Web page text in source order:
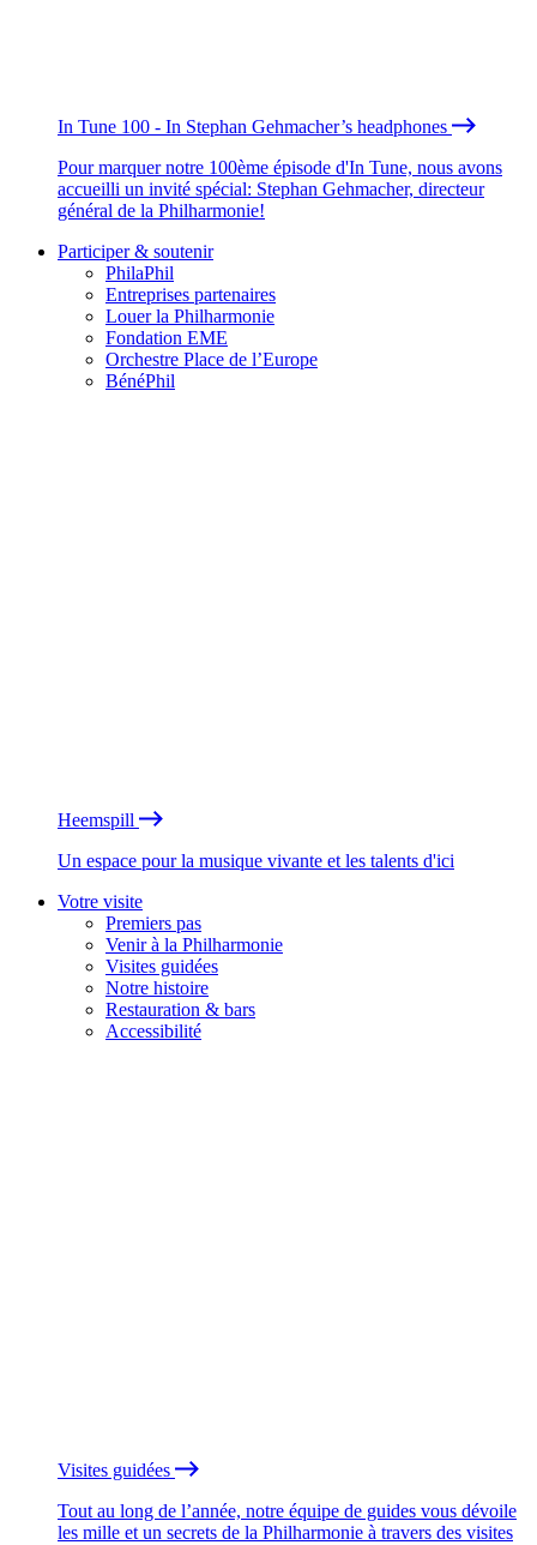
In Tune 100 - In Stephan Gehmacher’s headphones
Pour marquer notre 100ème épisode d'In Tune, nous avons
accueilli un invité spécial: Stephan Gehmacher, directeur
général de la Philharmonie!
Participer & soutenir
PhilaPhil
Entreprises partenaires
Louer la Philharmonie
Fondation EME
Orchestre Place de l’Europe
BénéPhil
Heemspill
Un espace pour la musique vivante et les talents d'ici
Votre visite
Premiers pas
Venir à la Philharmonie
Visites guidées
Notre histoire
Restauration & bars
Accessibilité
Visites guidées
Tout au long de l’année, notre équipe de guides vous dévoile
les mille et un secrets de la Philharmonie à travers des visites